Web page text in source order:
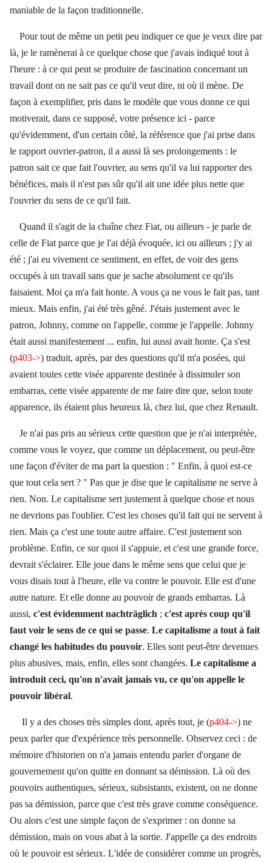
maniable de la façon traditionnelle.
Pour tout de même un petit peu indiquer ce que je veux dire par
là, je le ramènerai à ce quelque chose que j'avais indiqué tout à
l'heure : à ce qui peut se produire de fascination concernant un
travail dont on ne sait pas ce qu'il veut dire, ni où il mène. De
façon à exemplifier, pris dans le modèle que vous donne ce qui
motiverait, dans ce supposé, votre présence ici - parce
qu'évidemment, d'un certain côté, la référence que j'ai prise dans
le rapport ouvrier-patron, il a aussi là ses prolongements : le
patron sait ce que fait l'ouvrier, au sens qu'il va lui rapporter des
bénéfices, mais il n'est pas sûr qu'il ait une idée plus nette que
l'ouvrier du sens de ce qu'il fait.
Quand il s'agit de la chaîne chez Fiat, ou ailleurs - je parle de
celle de Fiat parce que je l'ai déjà évoquée, ici ou ailleurs ; j'y ai
été ; j'ai eu vivement ce sentiment, en effet, de voir des gens
occupés à un travail sans que je sache absolument ce qu'ils
faisaient. Moi ça m'a fait honte. A vous ça ne vous le fait pas, tant
mieux. Mais enfin, j'ai été très gêné. J'étais justement avec le
patron, Johnny, comme on l'appelle, comme je l'appelle. Johnny
était aussi manifestement ... enfin, lui aussi avait honte. Ça s'est
(p403->) traduit, après, par des questions qu'il m'a posées, qui
avaient toutes cette visée apparente destinée à dissimuler son
embarras, cette visée apparente de me faire dire que, selon toute
apparence, ils étaient plus heureux là, chez lui, que chez Renault.
Je n'ai pas pris au sérieux cette question que je n'ai interprétée,
comme vous le voyez, que comme un déplacement, ou peut-être
une façon d'éviter de ma part la question : " Enfin, à quoi est-ce
que tout cela sert ? " Pas que je dise que le capitalisme ne serve à
rien. Non. Le capitalisme sert justement à quelque chose et nous
ne devrions pas l'oublier. C'est les choses qu'il fait qui ne servent à
rien. Mais ça c'est une toute autre affaire. C'est justement son
problème. Enfin, ce sur quoi il s'appuie, et c'est une grande force,
devrait s'éclairer. Elle joue dans le même sens que celui que je
vous disais tout à l'heure, elle va contre le pouvoir. Elle est d'une
autre nature. Et elle donne au pouvoir de grands embarras. Là
aussi, c'est évidemment nachträglich ; c'est après coup qu'il
faut voir le sens de ce qui se passe. Le capitalisme a tout à fait
changé les habitudes du pouvoir. Elles sont peut-être devenues
plus abusives, mais, enfin, elles sont changées. Le capitalisme a
introduit ceci, qu'on n'avait jamais vu, ce qu'on appelle le
pouvoir libéral.
Il y a des choses très simples dont, après tout, je (p404->) ne
peux parler que d'expérience très personnelle. Observez ceci : de
mémoire d'historien on n'a jamais entendu parler d'organe de
gouvernement qu'on quitte en donnant sa démission. Là où des
pouvoirs authentiques, sérieux, subsistants, existent, on ne donne
pas sa démission, parce que c'est très grave comme conséquence.
Ou alors c'est une simple façon de s'exprimer : on donne sa
démission, mais on vous abat à la sortie. J'appelle ça des endroits
où le pouvoir est sérieux. L'idée de considérer comme un progrès,